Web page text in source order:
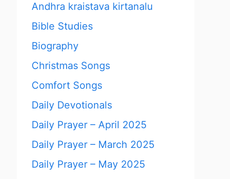
Andhra kraistava kirtanalu
Bible Studies
Biography
Christmas Songs
Comfort Songs
Daily Devotionals
Daily Prayer – April 2025
Daily Prayer – March 2025
Daily Prayer – May 2025